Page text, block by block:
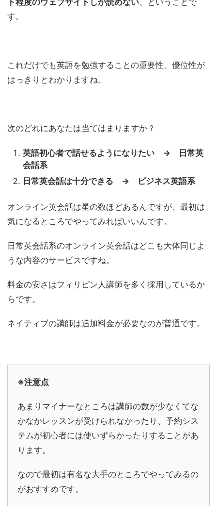
す。
これだけでも英語を勉強することの重要性、優位性が
はっきりとわかりますね。
次のどれにあなたは当てはまりますか？
英語初心者で話せるようになりたい → 日常英
会話系
日常英会話は十分できる → ビジネス英語系
オンライン英会話は星の数ほどあるんですが、最初は
気になるところでやってみればいいんです。
日常英会話系のオンライン英会話はどこも大体同じよ
うな内容のサービスですね。
料金の安さはフィリピン人講師を多く採用しているか
らです。
ネイティブの講師は追加料金が必要なのが普通です。
※注意点
あまりマイナーなところは講師の数が少なくてな
かなかレッスンが受けられなかったり、予約シス
テムが初心者には使いずらかったりすることがあ
ります。
なので最初は有名な大手のところでやってみるの
がおすすめです。